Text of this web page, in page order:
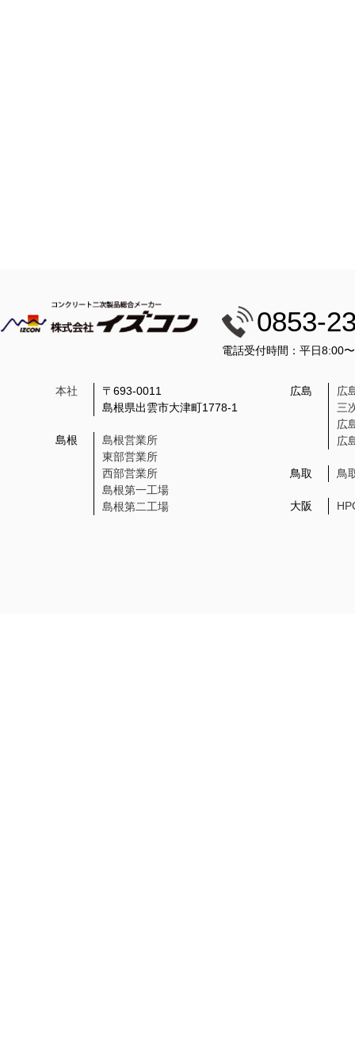
0853-
電話受付時間：平日8:00
本社
〒693-0011
島根県出雲市大津町1778-1
島根
島根営業所
東部営業所
西部営業所
島根第一工場
島根第二工場
広島
広
三
広
広
鳥取 鳥
大阪